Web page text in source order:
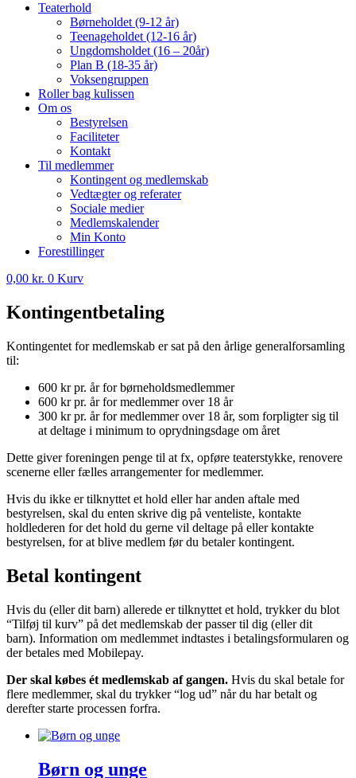
Teaterhold
Børneholdet (9-12 år)
Teenageholdet (12-16 år)
Ungdomsholdet (16 – 20år)
Plan B (18-35 år)
Voksengruppen
Roller bag kulissen
Om os
Bestyrelsen
Faciliteter
Kontakt
Til medlemmer
Kontingent og medlemskab
Vedtægter og referater
Sociale medier
Medlemskalender
Min Konto
Forestillinger
0,00 kr. 0 Kurv
Kontingentbetaling
Kontingentet for medlemskab er sat på den årlige generalforsamling
til:
600 kr pr. år for børneholdsmedlemmer
600 kr pr. år for medlemmer over 18 år
300 kr pr. år for medlemmer over 18 år, som forpligter sig til
at deltage i minimum to oprydningsdage om året
Dette giver foreningen penge til at fx, opføre teaterstykke, renovere
scenerne eller fælles arrangementer for medlemmer.
Hvis du ikke er tilknyttet et hold eller har anden aftale med
bestyrelsen, skal du enten skrive dig på venteliste, kontakte
holdlederen for det hold du gerne vil deltage på eller kontakte
bestyrelsen, for at blive medlem før du betaler kontingent.
Betal kontingent
Hvis du (eller dit barn) allerede er tilknyttet et hold, trykker du blot
“Tilføj til kurv” på det medlemskab der passer til dig (eller dit
barn). Information om medlemmet indtastes i betalingsformularen og
der betales med Mobilepay.
Der skal købes ét medlemskab af gangen. Hvis du skal betale for
flere medlemmer, skal du trykker “log ud” når du har betalt og
derefter starte processen forfra.
Børn og unge